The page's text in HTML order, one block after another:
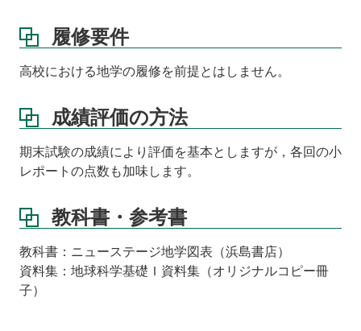
履修要件
高校における地学の履修を前提とはしません。
成績評価の方法
期末試験の成績により評価を基本としますが，各回の小
レポートの点数も加味します。
教科書・参考書
教科書：ニューステージ地学図表（浜島書店）
資料集：地球科学基礎Ｉ資料集（オリジナルコピー冊
子）